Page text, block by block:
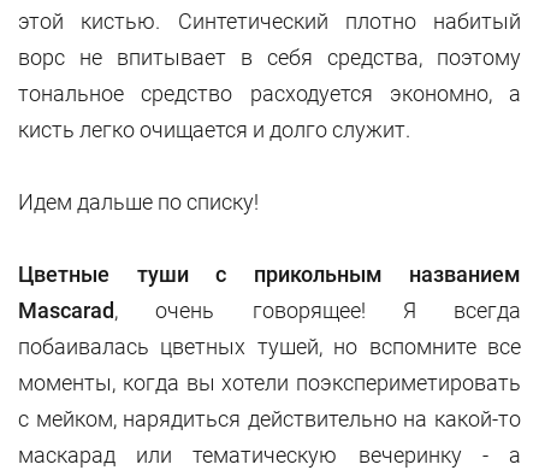
этой кистью. Синтетический плотно набитый
ворс не впитывает в себя средства, поэтому
тональное средство расходуется экономно, а
кисть легко очищается и долго служит.
Идем дальше по списку!
Цветные туши с прикольным названием
Mascarad, очень говорящее! Я всегда
побаивалась цветных тушей, но вспомните все
моменты, когда вы хотели поэкспериметировать
с мейком, нарядиться действительно на какой-то
маскарад или тематическую вечеринку - а